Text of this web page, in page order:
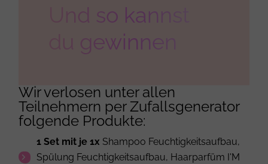
Und so kannst
du gewinnen
Wir verlosen unter allen
Teilnehmern per Zufallsgenerator
folgende Produkte:
1 Set mit je 1x Shampoo Feuchtigkeitsaufbau,
Spülung Feuchtigkeitsaufbau, Haarparfüm I'M